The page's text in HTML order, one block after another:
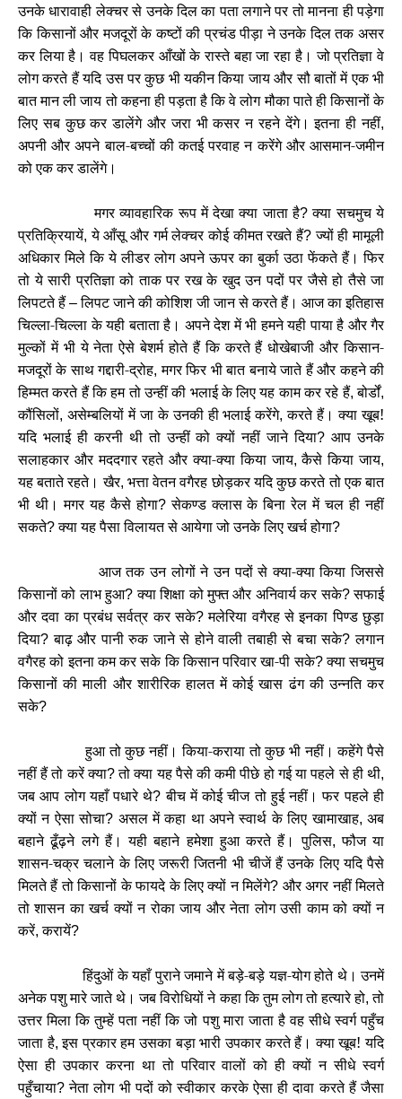
उनके धारावाही लेक्चर से उनके दिल का पता लगाने पर तो मानना ही पड़ेगा
कि किसानों और मजदूरों के कष्टों की प्रचंड पीड़ा ने उनके दिल तक असर
कर लिया है। वह पिघलकर आँखों के रास्ते बहा जा रहा है। जो प्रतिज्ञा वे
लोग करते हैं यदि उस पर कुछ भी यकीन किया जाय और सौ बातों में एक भी
बात मान ली जाय तो कहना ही पड़ता है कि वे लोग मौका पाते ही किसानों के
लिए सब कुछ कर डालेंगे और जरा भी कसर न रहने देंगे। इतना ही नहीं,
अपनी और अपने बाल-बच्चों की कतई परवाह न करेंगे और आसमान-जमीन
को एक कर डालेंगे।
मगर व्यावहारिक रूप में देखा क्या जाता है?क्या सचमुच ये
प्रतिक्रियायें,ये आँसू और गर्म लेक्चर कोई कीमत रखते हैं?ज्यों ही मामूली
अधिकार मिले कि ये लीडर लोग अपने ऊपर का बुर्का उठा फेंकते हैं। फिर
तो ये सारी प्रतिज्ञा को ताक पर रख के खुद उन पदों पर जैसे हो तैसे जा
लिपटते हैं–लिपट जाने की कोशिश जी जान से करते हैं। आज का इतिहास
चिल्ला-चिल्ला के यही बताता है। अपने देश में भी हमने यही पाया है और गैर
मुल्कों में भी ये नेता ऐसे बेशर्म होते हैं कि करते हैं धोखेबाजी और किसान-
मजदूरों के साथ गद्दारी-द्रोह,मगर फिर भी बात बनाये जाते हैं और कहने की
हिम्मत करते हैं कि हम तो उन्हीं की भलाई के लिए यह काम कर रहे हैं,बोर्डों,
कौंसिलों, असेम्बलियों में जा के उनकी ही भलाई करेंगे,करते हैं। क्या खूब!
यदि भलाई ही करनी थी तो उन्हीं को क्यों नहीं जाने दिया?आप उनके
सलाहकार और मददगार रहते और क्या-क्या किया जाय,कैसे किया जाय,
यह बताते रहते। खैर, भत्ता वेतन वगैरह छोड़कर यदि कुछ करते तो एक बात
भी थी। मगर यह कैसे होगा?सेकण्ड क्लास के बिना रेल में चल ही नहीं
सकते?क्या यह पैसा विलायत से आयेगा जो उनके लिए खर्च होगा?
आज तक उन लोगों ने उन पदों से क्या-क्या किया जिससे
किसानों को लाभ हुआ?क्या शिक्षा को मुफ्त और अनिवार्य कर सके?सफाई
और दवा का प्रबंध सर्वत्र कर सके?मलेरिया वगैरह से इनका पिण्ड छुड़ा
दिया?बाढ़ और पानी रुक जाने से होने वाली तबाही से बचा सके?लगान
वगैरह को इतना कम कर सके कि किसान परिवार खा-पी सके?क्या सचमुच
किसानों की माली और शारीरिक हालत में कोई खास ढंग की उन्नति कर
सके?
हुआ तो कुछ नहीं। किया-कराया तो कुछ भी नहीं। कहेंगे पैसे
नहीं हैं तो करें क्या?तो क्या यह पैसे की कमी पीछे हो गई या पहले से ही थी,
जब आप लोग यहाँ पधारे थे?बीच में कोई चीज तो हुई नहीं। फर पहले ही
क्यों न ऐसा सोचा? असल में कहा था अपने स्वार्थ के लिए खामाखाह,अब
बहाने ढूँढ़ने लगे हैं। यही बहाने हमेशा हुआ करते हैं। पुलिस,फौज या
शासन-चक्र चलाने के लिए जरूरी जितनी भी चीजें हैं उनके लिए यदि पैसे
मिलते हैं तो किसानों के फायदे के लिए क्यों न मिलेंगे? और अगर नहीं मिलते
तो शासन का खर्च क्यों न रोका जाय और नेता लोग उसी काम को क्यों न
करें,करायें?
हिंदुओं के यहाँ पुराने जमाने में बड़े-बड़े यज्ञ-योग होते थे। उनमें
अनेक पशु मारे जाते थे। जब विरोधियों ने कहा कि तुम लोग तो हत्यारे हो,तो
उत्तर मिला कि तुम्हें पता नहीं कि जो पशु मारा जाता है वह सीधे स्वर्ग पहुँच
जाता है,इस प्रकार हम उसका बड़ा भारी उपकार करते हैं। क्या खूब! यदि
ऐसा ही उपकार करना था तो परिवार वालों को ही क्यों न सीधे स्वर्ग
पहुँचाया?नेता लोग भी पदों को स्वीकार करके ऐसा ही दावा करते हैं जैसा